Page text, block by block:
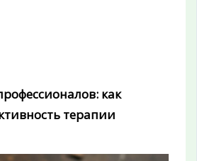
как
терапии